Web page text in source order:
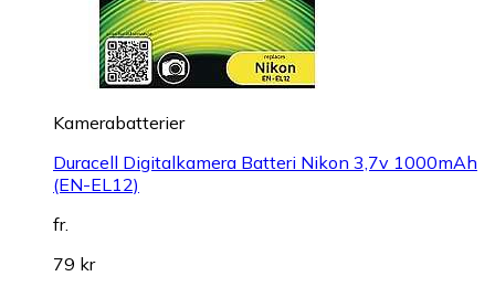
Kamerabatterier
Duracell Digitalkamera Batteri Nikon 3,7v 1000mAh
(EN-EL12)
fr.
79 kr